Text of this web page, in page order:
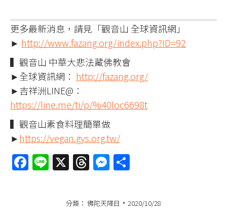
更多最新消息，請見「觀音山 全球資訊網」
► http://www.fazang.org/index.php?ID=92
▍觀音山 中華大悲法藏佛教會
►全球資訊網： http://fazang.org/
►吉祥洲LINE@：
https://line.me/ti/p/%40loc6698t
▍觀音山素食料理簡單做
►https://vegan.gys.org.tw/
Facebook
Line
X Threads
Messenger
分類： 佛陀天降日
2020/10/28